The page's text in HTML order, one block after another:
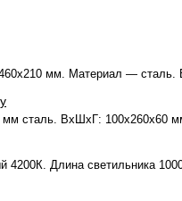
мм. Материал — сталь.
сталь. ВхШхГ: 100х260х60
4200К. Длина светильника